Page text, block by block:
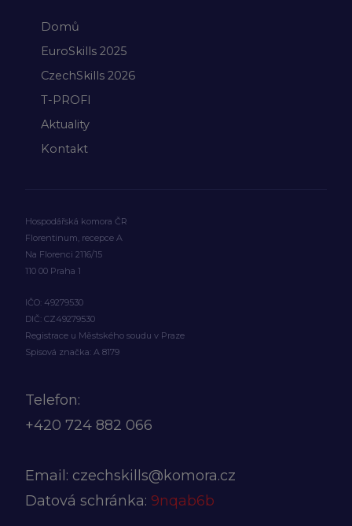
Domů
EuroSkills 2025
CzechSkills 2026
T-PROFI
Aktuality
Kontakt
Hospodářská komora ČR
Florentinum, recepce A
Na Florenci 2116/15
110 00 Praha 1
IČO: 49279530
DIČ: CZ49279530
Registrace u Městského soudu v Praze
Spisová značka: A 8179
Telefon:
+420 724 882 066
Email: czechskills@komora.cz
Datová schránka: 9nqab6b